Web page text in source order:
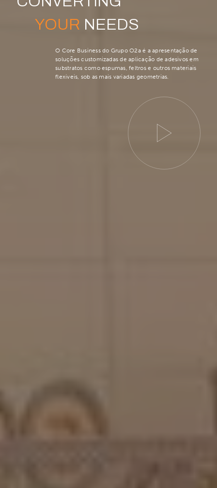
YOUR NEEDS
O Core Business do Grupo O2a é a apresentação de
soluções customizadas de aplicação de adesivos em
substratos como espumas, feltros e outros materiais
flexíveis, sob as mais variadas geometrias.